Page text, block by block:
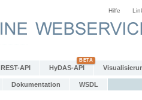
Hilfe
REST-API HyDAS-API
Dokumentation WSDL